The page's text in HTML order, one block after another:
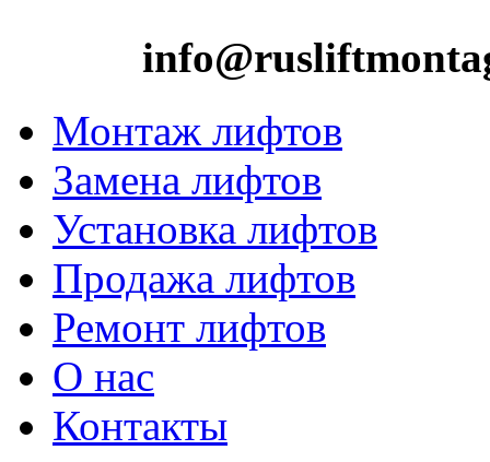
Монтаж лифтов
Замена лифтов
Установка лифтов
Продажа лифтов
Ремонт лифтов
О нас
Контакты